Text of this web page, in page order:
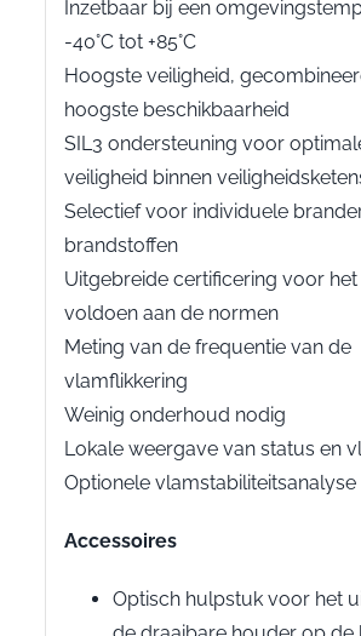
Inzetbaar bij een
-40°C tot +85°C
Hoogste veiligheid,
hoogste beschikbaarheid
SIL3 ondersteuning voor
veiligheid binnen
Selectief voor individuele
brandstoffen
Uitgebreide certificering voor
voldoen aan de normen
Meting van de frequentie van de
vlamflikkering
Weinig onderhoud nodig
Lokale weergave van status en
Optionele vlamstabiliteitsanalyse
Accessoires
Optisch hulpstuk voor het